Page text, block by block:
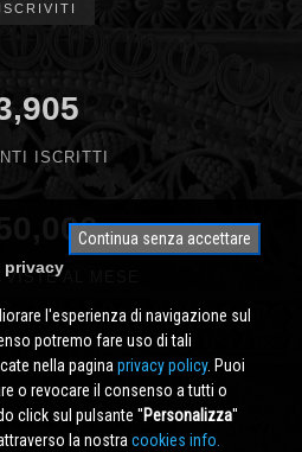
ISCRIVITI
ISCRITTI
VISTE AL MESE
Continua senza accettare
privacy
l'esperienza di navigazione sul
potremo fare uso di tali
nella pagina privacy policy. Puoi
o revocare il consenso a tutti o
click sul pulsante ''Personalizza''
la nostra cookies info.